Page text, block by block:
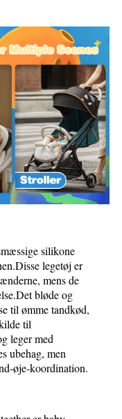
silikone
legetøj er
mens de
bløde og
til ømme tandkød,
til
leger med
ubehag, men
øje-koordination.